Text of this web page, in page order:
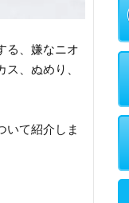
る、嫌なニオ
、ぬめり、
いて紹介しま